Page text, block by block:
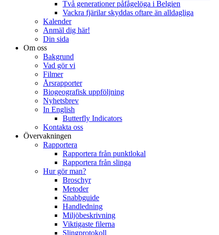
Två generationer påfågelöga i Belgien
Vackra fjärilar skyddas oftare än alldagliga
Kalender
Anmäl dig här!
Din sida
Om oss
Bakgrund
Vad gör vi
Filmer
Årsrapporter
Biogeografisk uppföljning
Nyhetsbrev
In English
Butterfly Indicators
Kontakta oss
Övervakningen
Rapportera
Rapportera från punktlokal
Rapportera från slinga
Hur gör man?
Broschyr
Metoder
Snabbguide
Handledning
Miljöbeskrivning
Viktigaste filerna
Slingprotokoll